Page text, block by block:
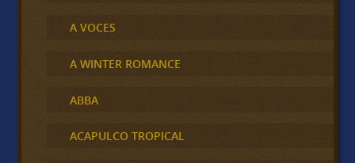
A VOCES
A WINTER ROMANCE
ABBA
ACAPULCO TROPICAL